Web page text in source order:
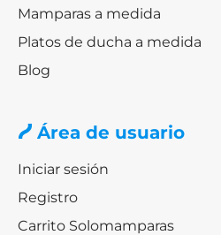
Mamparas a medida
Platos de ducha a medida
Blog
Área de usuario
Iniciar sesión
Registro
Carrito Solomamparas